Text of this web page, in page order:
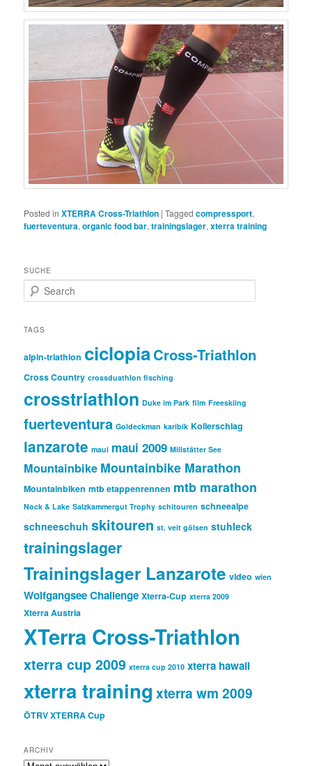
Posted in XTERRA Cross-Triathlon |Tagged compressport,
fuerteventura,organic food bar,trainingslager,xterra training
SUCHE
e
r
h
TAGS
alpin-triathlon ciclopiaCross-Triathlon
Cross Country crossduathlon fisching
crosstriathlon Duke im Park film Freeskiing
fuerteventura Goldeckman karibik Kollerschlag
lanzarote maui maui 2009 Millstätter See
Mountainbike Mountainbike Marathon
Mountainbiken mtb etappenrennen mtb marathon
Nock & Lake Salzkammergut Trophy schitouren schneealpe
schneeschuh skitouren st. veit gölsen stuhleck
trainingslager
Trainingslager Lanzarote video wien
Wolfgangsee Challenge Xterra-Cup xterra 2009
Xterra Austria
XTerra Cross-Triathlon
xterra cup 2009 xterra cup 2010 xterra hawaii
xterra training xterra wm 2009
ÖTRV XTERRA Cup
ARCHIV